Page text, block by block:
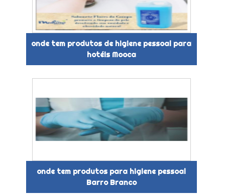
onde tem produtos de higiene pessoal para
hotéis Mooca
onde tem produtos para higiene pessoal
Barro Branco